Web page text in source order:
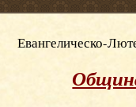
Евангелическо-